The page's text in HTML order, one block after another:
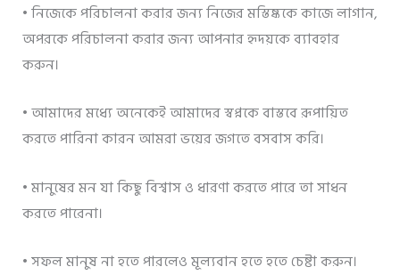
• নিজেকে পরিচালনা করার জন্য নিজের মস্তিষ্ককে কাজে লাগান,
অপরকে পরিচালনা করার জন্য আপনার হৃদয়কে ব্যাবহার
করুন।
• আমাদের মধ্যে অনেকেই আমাদের স্বপ্নকে বাস্তবে রূপায়িত
করতে পারিনা কারন আমরা ভয়ের জগতে বসবাস করি।
• মানুষের মন যা কিছু বিশ্বাস ও ধারণা করতে পারে তা সাধন
করতে পারেনা।
• সফল মানুষ না হতে পারলেও মূল্যবান হতে হতে চেষ্টা করুন।